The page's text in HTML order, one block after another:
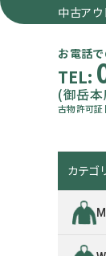
中古ア
お電話
TEL:
(御岳
古物許可証
カテゴ